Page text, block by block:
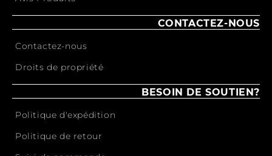
CONTACTEZ-NOUS
Contactez-nous
Droits de propriété
BESOIN DE SOUTIEN?
Politique d'expédition
Politique de retour